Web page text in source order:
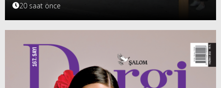
20 saat önce